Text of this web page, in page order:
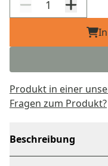
Produkt in einer
Fragen zum Produkt?
Beschreibung